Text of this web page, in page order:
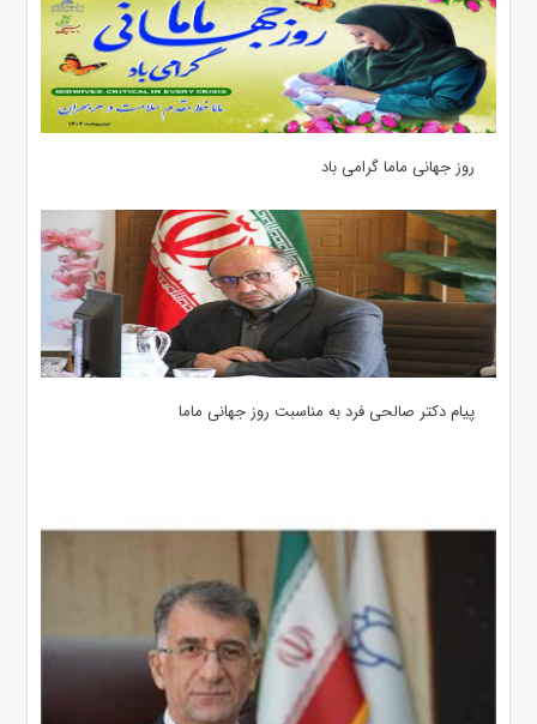
روز جهانی ماما گرامی باد
پیام دکتر صالحی فرد به مناسبت روز جهانی ماما